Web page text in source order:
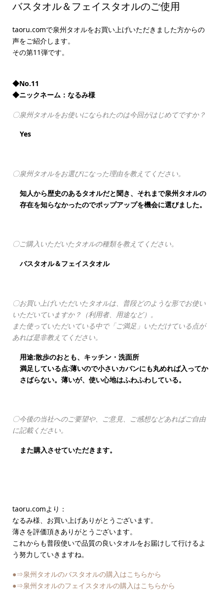
バスタオル＆フェイスタオルのご使用
taoru.comで泉州タオルをお買い上げいただきました方からの
声をご紹介します。
その第11弾です。
◆No.11
◆ニックネーム：なるみ様
〇泉州タオルをお使いになられたのは今回がはじめてですか？
Yes
〇泉州タオルをお選びになった理由を教えてください。
知人から歴史のあるタオルだと聞き、それまで泉州タオルの
存在を知らなかったのでポップアップを機会に選びました。
〇ご購入いただいたタオルの種類を教えてください。
バスタオル＆フェイスタオル
〇お買い上げいただいたタオルは、普段どのような形でお使い
いただいていますか？（利用者、用途など）。
また使っていただいている中で「ご満足」いただけている点が
あれば是非教えてください。
用途:散歩のおとも、キッチン・洗面所
満足している点:薄いので小さいカバンにも丸めれば入ってか
さばらない。薄いが、使い心地はふわふわしている。
〇今後の当社へのご要望や、ご意見、ご感想などあればご自由
に記載ください。
また購入させていただきます。
taoru.comより：
なるみ様、お買い上げありがとうございます。
薄さを評価頂きありがとうございます。
これからも普段使いで品質の良いタオルをお届けして行けるよ
う努力していきますね。
●⇒泉州タオルのバスタオルの購入はこちらから
●⇒泉州タオルのフェイスタオルの購入はこちらから